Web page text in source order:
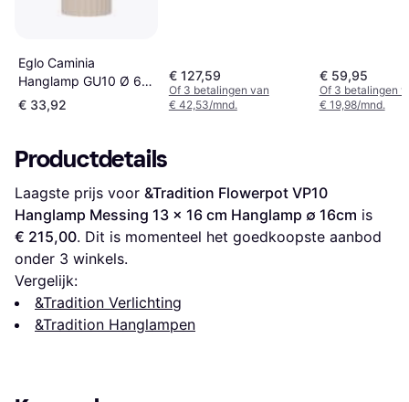
Eglo Caminia
Hanglamp GU10 Ø 6
cm
Zandkleur/Beige/Goud
€ 33,92
€ 127,59
Of 3 betalingen van
€ 42,53/mnd.
€ 59,95
Of 3 betalingen
€ 19,98/mnd.
Productdetails
Laagste prijs voor &Tradition Flowerpot VP10
Hanglamp Messing 13 x 16 cm Hanglamp ∅ 16cm
€ 215,00. Dit is momenteel het goedkoopste aanbod
onder 3 winkels.
Vergelijk:
&Tradition Verlichting
&Tradition Hanglampen